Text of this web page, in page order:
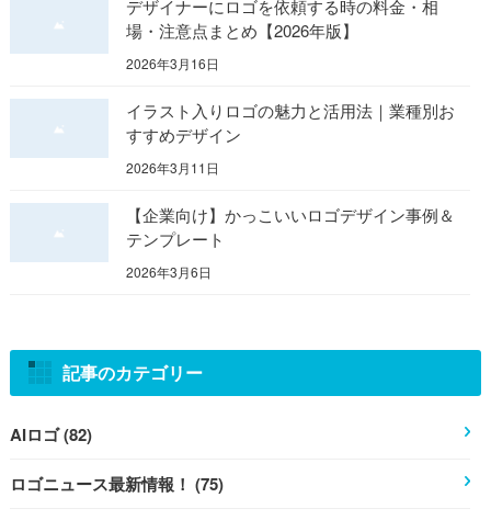
デザイナーにロゴを依頼する時の料金・相
場・注意点まとめ【2026年版】
2026年3月16日
イラスト入りロゴの魅力と活用法｜業種別お
すすめデザイン
2026年3月11日
【企業向け】かっこいいロゴデザイン事例＆
テンプレート
2026年3月6日
記事のカテゴリー
AIロゴ (82)
ロゴニュース最新情報！ (75)